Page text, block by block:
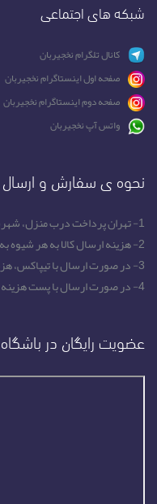
شبکه های اجتماعی
کانال تلگرام نخجیربان
صفحه اول اینستاگرام نخجیربان
صفحه دوم اینستاگرام نخجیربان
واتس آپ نخجیربان
نحوه ی سفارش و ارسال
1- تهران پرداخت درب منزل، شهرستان تسویه قبل از ارسال
2- هزینه ارسال کالا به هر شیوه به عهده مشتری می باشد
3- در صورت ارسال با تیپاکس، هزینه حمل پس کرایه می شود
4- در صورت ارسال با پست هزینه حمل قبلا دریافت می گردد
عضویت رایگان در